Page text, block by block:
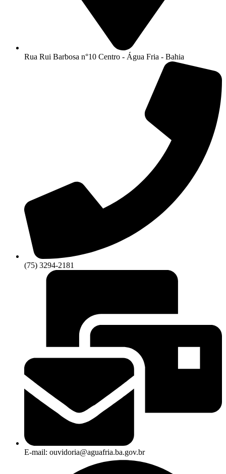
Rua Rui Barbosa n°10 Centro - Água Fria - Bahia
(75) 3294-2181
E-mail: ouvidoria@aguafria.ba.gov.br